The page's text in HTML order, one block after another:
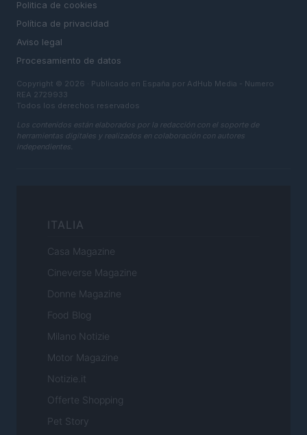
Politica de cookies
Política de privacidad
Aviso legal
Procesamiento de datos
Copyright © 2026 · Publicado en España por AdHub Media - Numero
REA 2729933
Todos los derechos reservados
Los contenidos están elaborados por la redacción con el soporte de
herramientas digitales y realizados en colaboración con autores
independientes.
ITALIA
Casa Magazine
Cineverse Magazine
Donne Magazine
Food Blog
Milano Notizie
Motor Magazine
Notizie.it
Offerte Shopping
Pet Story